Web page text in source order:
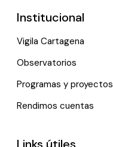
Institucional
Vigila Cartagena
Observatorios
Programas y proyectos
Rendimos cuentas
Links útiles